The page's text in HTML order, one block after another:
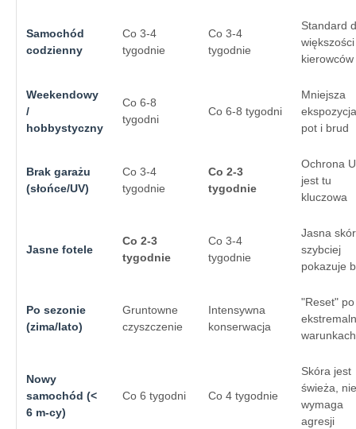
Samochód
codzienny
Co 3-4
tygodnie
Co 3-4
tygodnie
Standard
większości
kierowców
Weekendowy
/
hobbystyczny
Co 6-8
tygodni
Co 6-8 tygodni
Mniejsza
pot i brud
Brak garażu
(słońce/UV)
Co 3-4
tygodnie
Co 2-3
tygodnie
Ochrona
jest tu
kluczowa
Jasne fotele
Co 2-3
tygodnie
Co 3-4
tygodnie
Jasna
szybciej
pokazuje
Po sezonie
(zima/lato)
Gruntowne
czyszczenie
Intensywna
konserwacja
"Reset" po
warunkach
Nowy
samochód (<
6 m-cy)
Co 6 tygodni Co 4 tygodnie
Skóra jest
świeża, nie
wymaga
agresji